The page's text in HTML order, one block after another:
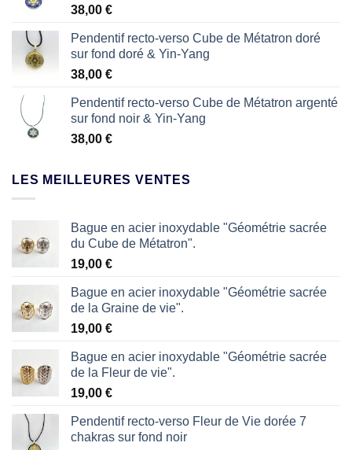
38,00 €
Pendentif recto-verso Cube de Métatron doré
sur fond doré & Yin-Yang
38,00 €
Pendentif recto-verso Cube de Métatron argenté
sur fond noir & Yin-Yang
38,00 €
LES MEILLEURES VENTES
Bague en acier inoxydable "Géométrie sacrée
du Cube de Métatron".
19,00 €
Bague en acier inoxydable "Géométrie sacrée
de la Graine de vie".
19,00 €
Bague en acier inoxydable "Géométrie sacrée
de la Fleur de vie".
19,00 €
Pendentif recto-verso Fleur de Vie dorée 7
chakras sur fond noir